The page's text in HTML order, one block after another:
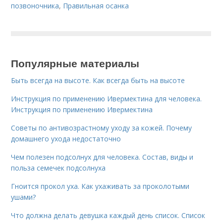
позвоночника, Правильная осанка
Популярные материалы
Быть всегда на высоте. Как всегда быть на высоте
Инструкция по применению Ивермектина для человека.
Инструкция по применению Ивермектина
Советы по антивозрастному уходу за кожей. Почему
домашнего ухода недостаточно
Чем полезен подсолнух для человека. Состав, виды и
польза семечек подсолнуха
Гноится прокол уха. Как ухаживать за проколотыми
ушами?
Что должна делать девушка каждый день список. Список